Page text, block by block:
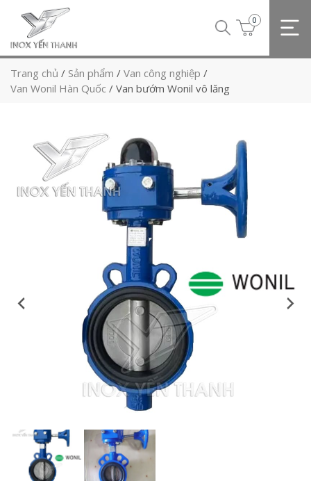
0
Trang chủ / Sản phẩm / Van công nghiệp /
Van Wonil Hàn Quốc / Van bướm Wonil vô lăng